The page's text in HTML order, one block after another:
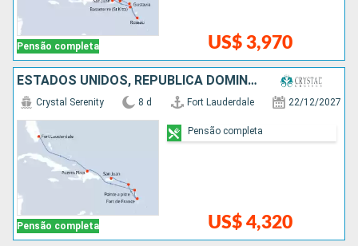
Pensão completa US$ 3,970
ESTADOS UNIDOS, REPUBLICA DOMINICANA, PORTO RICO
Pensão completa
Crystal Serenity 8 d Fort Lauderdale 22/12/2027
US$ 4,320
Pensão completa